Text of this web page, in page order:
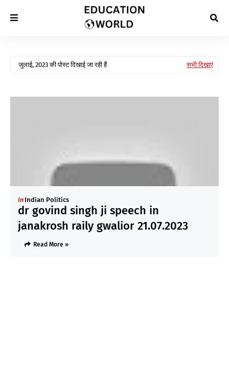
जुलाई, 2023 की पोस्ट दिखाई जा रही हैं सभी दिखाएं
In Indian Politics
dr govind singh ji speech in
janakrosh raily gwalior 21.07.2023
Read More »